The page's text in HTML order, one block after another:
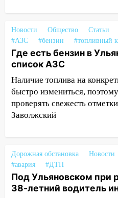
сарай
11:38 В Госдуме
ЕГЭ с 2027 года
нарушителей на
площадках
11:20 Ульяновская
11:16 В Ульяновске
доску декабристу
10:40 В Ульяновске
Новости Общество
Статьи
#АЗС
#бензин #топливный
Где есть бензин в
список АЗС
Наличие топлива на
быстро измениться,
проверять свежесть
Заволжский
Дорожная обстановка Новости
#авария
#ДТП
Под Ульяновском при
38-летний водитель